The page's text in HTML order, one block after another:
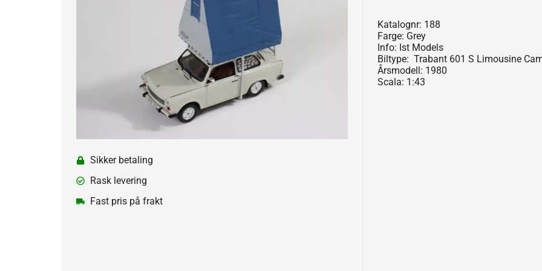
Sikker betaling
Rask levering
Fast pris på frakt
Katalognr: 188
Farge: Grey
Info: Ist Models
Biltype: Trabant 601 S Limousine
Årsmodell: 1980
Scala: 1:43